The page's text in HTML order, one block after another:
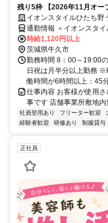
残り5枠 【2026年11月オー
ルひたち野うしく」でカー
ます
イオンスタイルひたち野
通勤情報 ＜イオンスタ
しく駅」東口から徒歩2分
時給1,120円以上
茨城県牛久市
勤務時間 8：00～19:00
日祝は月半分以上勤務
働時間が6時間以上：45
仕事内容 お客様が使用
事です 店舗事業所敷地
社員登用あり フリーター歓迎
経験者歓迎
研修あり 制服貸与
正社員